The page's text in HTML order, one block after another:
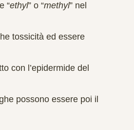
“ethyl” o “methyl” nel
tossicità ed essere
con l’epidermide del
possono essere poi il